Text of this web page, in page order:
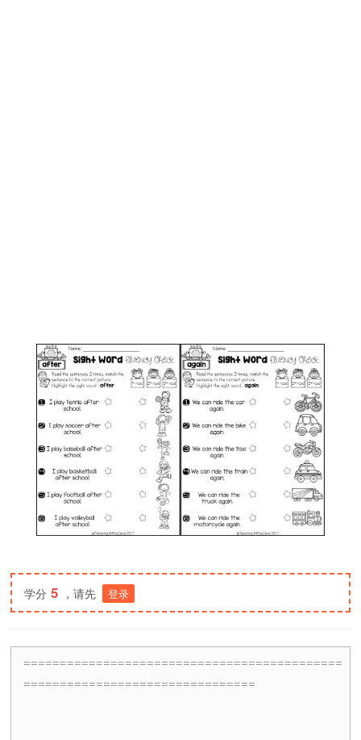
学分 5 ，请先 登录
============================================
================================